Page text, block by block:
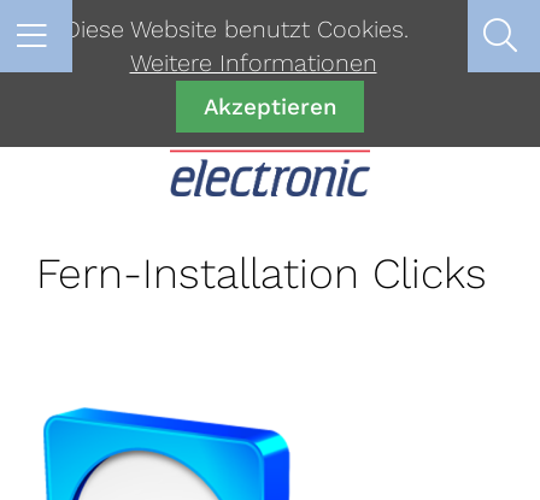
Fern-Installation Clicks
Diese Website benutzt Cookies.
Weitere Informationen
Akzeptieren